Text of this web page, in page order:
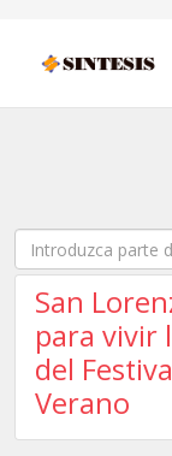
Introduzca parte
San
para vivir
del
Verano